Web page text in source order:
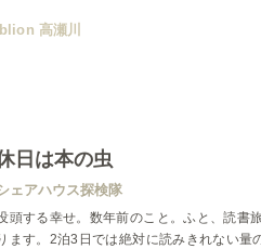
高瀬川
日は本の虫
ェアハウス探検隊
頭する幸せ。数年前のこと。ふと、読書
ます。2泊3日では絶対に読みきれない量